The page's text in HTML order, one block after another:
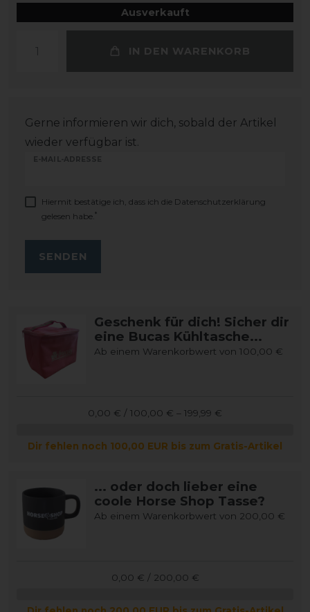
Ausverkauft
IN DEN WARENKORB
Gerne informieren wir dich, sobald der Artikel
wieder verfügbar ist.
E-MAIL-ADRESSE
Hiermit bestätige ich, dass ich die Daten­schutz­erklärung
gelesen habe. *
SENDEN
Geschenk für dich! Sicher dir
eine Bucas Kühltasche...
Ab einem Warenkorbwert von 100,00 €
0,00 € / 100,00 € – 199,99 €
Dir fehlen noch 100,00 EUR bis zum Gratis-Artikel
... oder doch lieber eine
coole Horse Shop Tasse?
Ab einem Warenkorbwert von 200,00 €
0,00 € / 200,00 €